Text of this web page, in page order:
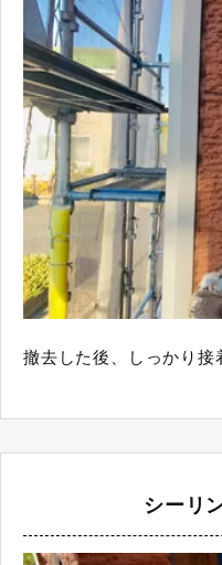
撤去した後、しっかり接
シーリ